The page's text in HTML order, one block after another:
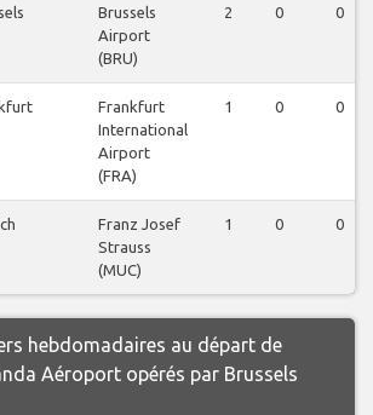
Brussels
Airport
(BRU)
2 0 0
Frankfurt
International
Airport
(FRA)
1 0 0
Franz Josef
Strauss
(MUC)
1 0 0
hebdomadaires au départ de
Aéroport opérés par Brussels